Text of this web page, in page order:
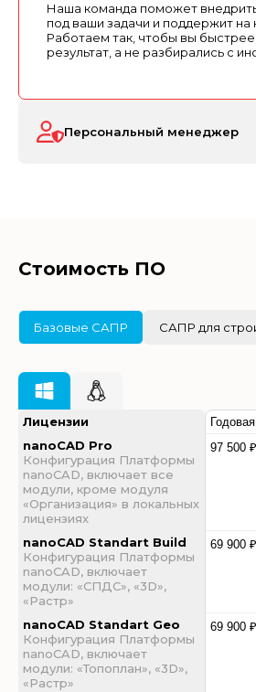
Наша команда поможет
под ваши задачи и поддержит на
Работаем так, чтобы вы быстрее
результат, а не разбирались с
Персональный менеджер
Стоимость ПО
Базовые САПР САПР для
Лицензии
nanoCAD Pro
Конфигурация Платформы
nanoCAD, включает все
модули, кроме модуля
«Организация» в локальных
лицензиях
nanoCAD Standart Build
Конфигурация Платформы
nanoCAD, включает
модули: «СПДС», «3D»,
«Растр»
nanoCAD Standart Geo
Конфигурация Платформы
nanoCAD, включает
модули: «Топоплан», «3D»,
«Растр»
97 500 ₽
69 900 ₽
69 900 ₽